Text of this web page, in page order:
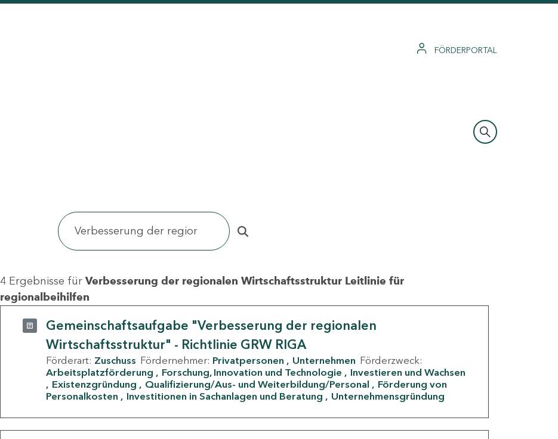
FÖRDERPORTAL
4 Ergebnisse für Verbesserung der regionalen Wirtschaftsstruktur Leitlinie für
regionalbeihilfen
Gemeinschaftsaufgabe "Verbesserung der regionalen
Wirtschaftsstruktur" - Richtlinie GRW RIGA
Förderart: Zuschuss Fördernehmer: Privatpersonen Unternehmen Förderzweck:
Arbeitsplatzförderung
Forschung, Innovation und Technologie
Investieren und Wachsen
Existenzgründung
Qualifizierung/Aus- und Weiterbildung/Personal
Förderung von
Personalkosten
Investitionen in Sachanlagen und Beratung Unternehmensgründung